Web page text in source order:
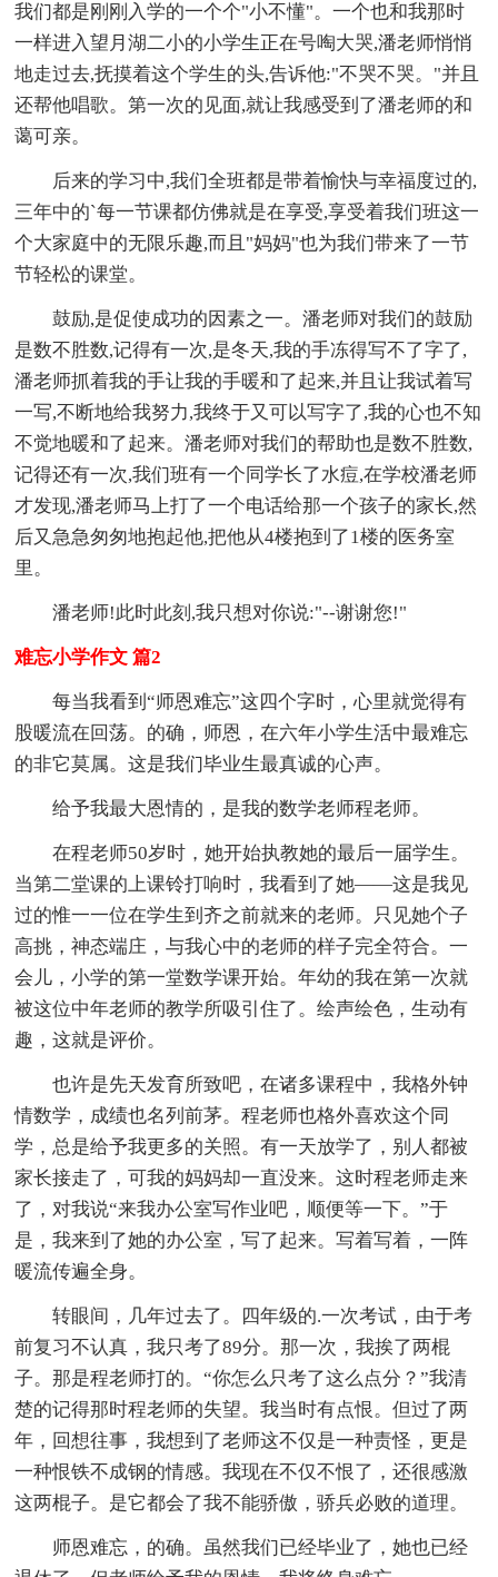
我们都是刚刚入学的一个个"小不懂"。一个也和我那时
一样进入望月湖二小的小学生正在号啕大哭,潘老师悄悄
地走过去,抚摸着这个学生的头,告诉他:"不哭不哭。"并且
还帮他唱歌。第一次的见面,就让我感受到了潘老师的和
蔼可亲。
后来的学习中,我们全班都是带着愉快与幸福度过的,
三年中的`每一节课都仿佛就是在享受,享受着我们班这一
个大家庭中的无限乐趣,而且"妈妈"也为我们带来了一节
节轻松的课堂。
鼓励,是促使成功的因素之一。潘老师对我们的鼓励
是数不胜数,记得有一次,是冬天,我的手冻得写不了字了,
潘老师抓着我的手让我的手暖和了起来,并且让我试着写
一写,不断地给我努力,我终于又可以写字了,我的心也不知
不觉地暖和了起来。潘老师对我们的帮助也是数不胜数,
记得还有一次,我们班有一个同学长了水痘,在学校潘老师
才发现,潘老师马上打了一个电话给那一个孩子的家长,然
后又急急匆匆地抱起他,把他从4楼抱到了1楼的医务室
里。
潘老师!此时此刻,我只想对你说:"--谢谢您!"
难忘小学作文 篇2
每当我看到“师恩难忘”这四个字时，心里就觉得有
股暖流在回荡。的确，师恩，在六年小学生活中最难忘
的非它莫属。这是我们毕业生最真诚的心声。
给予我最大恩情的，是我的数学老师程老师。
在程老师50岁时，她开始执教她的最后一届学生。
当第二堂课的上课铃打响时，我看到了她——这是我见
过的惟一一位在学生到齐之前就来的老师。只见她个子
高挑，神态端庄，与我心中的老师的样子完全符合。一
会儿，小学的第一堂数学课开始。年幼的我在第一次就
被这位中年老师的教学所吸引住了。绘声绘色，生动有
趣，这就是评价。
也许是先天发育所致吧，在诸多课程中，我格外钟
情数学，成绩也名列前茅。程老师也格外喜欢这个同
学，总是给予我更多的关照。有一天放学了，别人都被
家长接走了，可我的妈妈却一直没来。这时程老师走来
了，对我说“来我办公室写作业吧，顺便等一下。”于
是，我来到了她的办公室，写了起来。写着写着，一阵
暖流传遍全身。
转眼间，几年过去了。四年级的.一次考试，由于考
前复习不认真，我只考了89分。那一次，我挨了两棍
子。那是程老师打的。“你怎么只考了这么点分？”我清
楚的记得那时程老师的失望。我当时有点恨。但过了两
年，回想往事，我想到了老师这不仅是一种责怪，更是
一种恨铁不成钢的情感。我现在不仅不恨了，还很感激
这两棍子。是它都会了我不能骄傲，骄兵必败的道理。
师恩难忘，的确。虽然我们已经毕业了，她也已经